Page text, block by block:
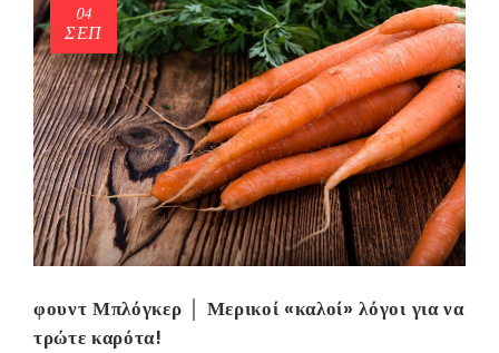
04
ΣΕΠ
φουντ Μπλόγκερ │ Μερικοί «καλοί» λόγοι για να
τρώτε καρότα!